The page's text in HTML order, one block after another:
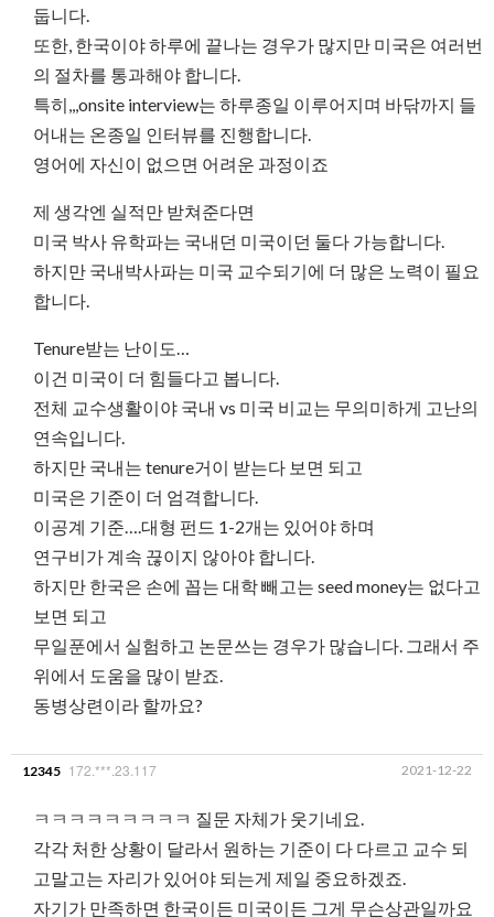
둡니다.
또한, 한국이야 하루에 끝나는 경우가 많지만 미국은 여러번
의 절차를 통과해야 합니다.
특히,,,onsite interview는 하루종일 이루어지며 바닦까지 들
어내는 온종일 인터뷰를 진행합니다.
영어에 자신이 없으면 어려운 과정이죠
제 생각엔 실적만 받쳐준다면
미국 박사 유학파는 국내던 미국이던 둘다 가능합니다.
하지만 국내박사파는 미국 교수되기에 더 많은 노력이 필요
합니다.
Tenure받는 난이도…
이건 미국이 더 힘들다고 봅니다.
전체 교수생활이야 국내 vs 미국 비교는 무의미하게 고난의
연속입니다.
하지만 국내는 tenure거이 받는다 보면 되고
미국은 기준이 더 엄격합니다.
이공계 기준….대형 펀드 1-2개는 있어야 하며
연구비가 계속 끊이지 않아야 합니다.
하지만 한국은 손에 꼽는 대학 빼고는 seed money는 없다고
보면 되고
무일푼에서 실험하고 논문쓰는 경우가 많습니다. 그래서 주
위에서 도움을 많이 받죠.
동병상련이라 할까요?
12345 172.***.23.117 2021-12-22
ㅋㅋㅋㅋㅋㅋㅋㅋㅋ 질문 자체가 웃기네요.
각각 처한 상황이 달라서 원하는 기준이 다 다르고 교수 되
고말고는 자리가 있어야 되는게 제일 중요하겠죠.
자기가 만족하면 한국이든 미국이든 그게 무슨상관일까요